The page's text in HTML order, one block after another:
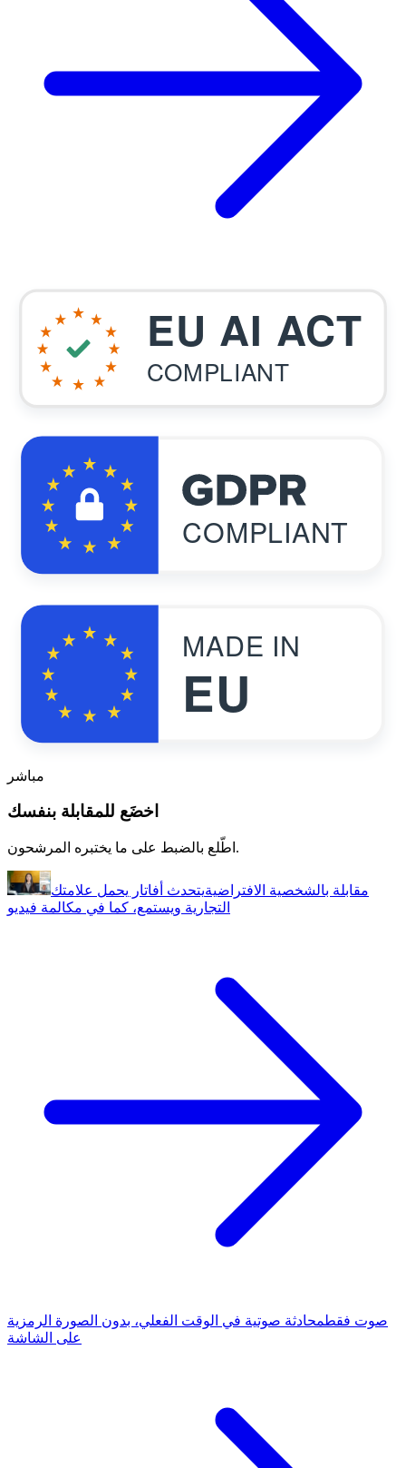
EU AI ACT
COMPLIANT
COMPLIANT
MADE IN
EU
مباشر
اخضَع للمقابلة بنفسك
اطّلع بالضبط على ما يختبره المرشحون.
مقابلة بالشخصية الافتراضيةيتحدث أفاتار يحمل علامتك
التجارية ويستمع، كما في مكالمة فيديو
صوت فقطمحادثة صوتية في الوقت الفعلي، بدون الصورة الرمزية
على الشاشة